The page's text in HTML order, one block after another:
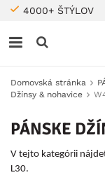
4000+ ŠTÝLOV
Domovská stránka
Džínsy & nohavice
PÁNSKE
V tejto kategórii
L30.